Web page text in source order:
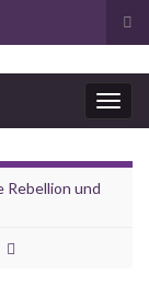
Rebellion und